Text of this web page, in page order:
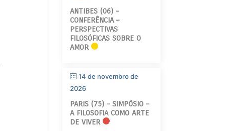
ANTIBES (06) –
CONFERÊNCIA –
PERSPECTIVAS
FILOSÓFICAS SOBRE O
AMOR
14 de novembro de
2026
PARIS (75) – SIMPÓSIO –
A FILOSOFIA COMO ARTE
DE VIVER